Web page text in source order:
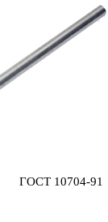
ГОСТ 10704-91